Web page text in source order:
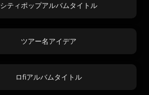
シティポップアルバムタイトル
ツアー名アイデア
ロfiアルバムタイトル